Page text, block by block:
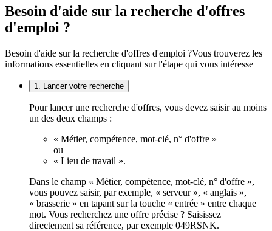
Besoin d'aide sur la recherche d'offres
d'emploi ?
Besoin d'aide sur la recherche d'offres d'emploi ?Vous trouverez les
informations essentielles en cliquant sur l'étape qui vous intéresse
1. Lancer votre recherche
Pour lancer une recherche d'offres, vous devez saisir au moins
un des deux champs :
« Métier, compétence, mot-clé, n° d'offre »
ou
« Lieu de travail ».
Dans le champ « Métier, compétence, mot-clé, n° d'offre »,
vous pouvez saisir, par exemple, « serveur », « anglais »,
« brasserie » en tapant sur la touche « entrée » entre chaque
mot. Vous recherchez une offre précise ? Saisissez
directement sa référence, par exemple 049RSNK.